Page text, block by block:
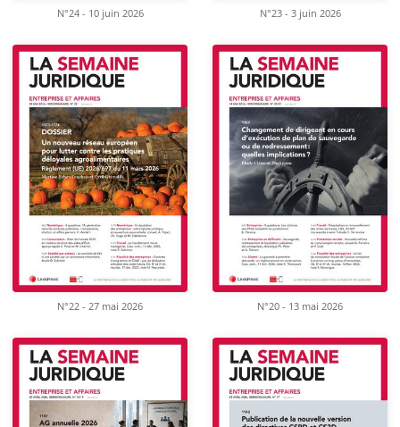
N°24 - 10 juin 2026 N°23 - 3 juin 2026
N°22 - 27 mai 2026 N°20 - 13 mai 2026